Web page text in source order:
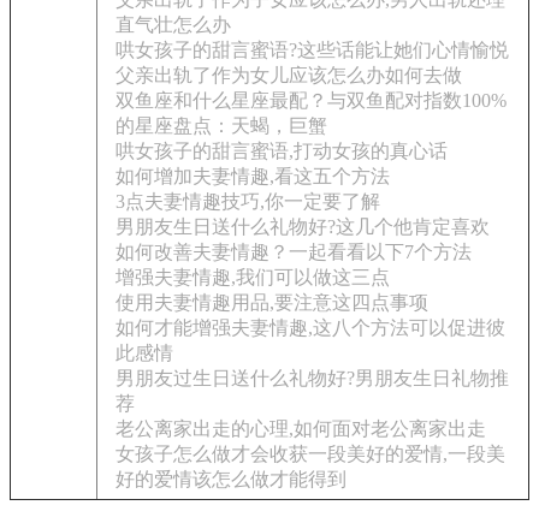
直气壮怎么办
哄女孩子的甜言蜜语?这些话能让她们心情愉悦
父亲出轨了作为女儿应该怎么办如何去做
双鱼座和什么星座最配？与双鱼配对指数100%
的星座盘点：天蝎，巨蟹
哄女孩子的甜言蜜语,打动女孩的真心话
如何增加夫妻情趣,看这五个方法
3点夫妻情趣技巧,你一定要了解
男朋友生日送什么礼物好?这几个他肯定喜欢
如何改善夫妻情趣？一起看看以下7个方法
增强夫妻情趣,我们可以做这三点
使用夫妻情趣用品,要注意这四点事项
如何才能增强夫妻情趣,这八个方法可以促进彼
此感情
男朋友过生日送什么礼物好?男朋友生日礼物推
荐
老公离家出走的心理,如何面对老公离家出走
女孩子怎么做才会收获一段美好的爱情,一段美
好的爱情该怎么做才能得到